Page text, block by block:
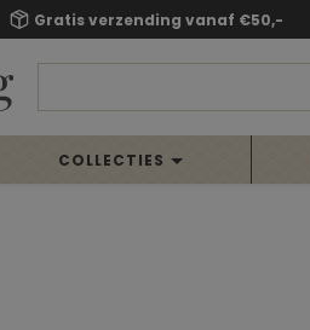
Gratis verzending vanaf €50,-
COLLECTIES